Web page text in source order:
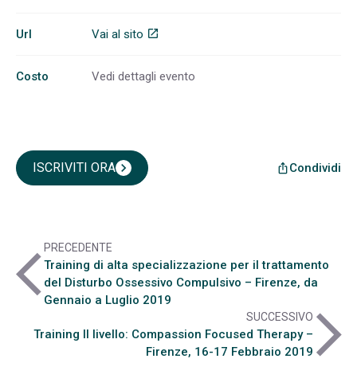
Url Vai al sito open_in_new
Costo Vedi dettagli evento
ISCRIVITI ORAchevron_right ios_shareCondividi
arrow_back_ios
PRECEDENTE
Training di alta specializzazione per il trattamento
del Disturbo Ossessivo Compulsivo – Firenze, da
Gennaio a Luglio 2019
SUCCESSIVO
Training II livello: Compassion Focused Therapy –
Firenze, 16-17 Febbraio 2019arrow_forward_ios